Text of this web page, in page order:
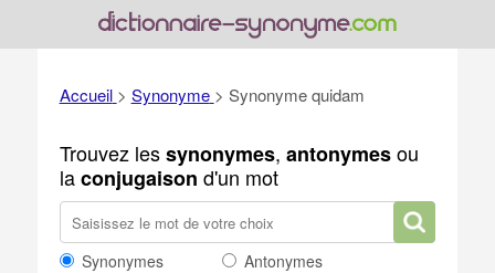
Accueil > Synonyme > Synonyme quidam
Trouvez lessynonymes, antonymesou
laconjugaison d'un mot
Synonymes
Antonymes